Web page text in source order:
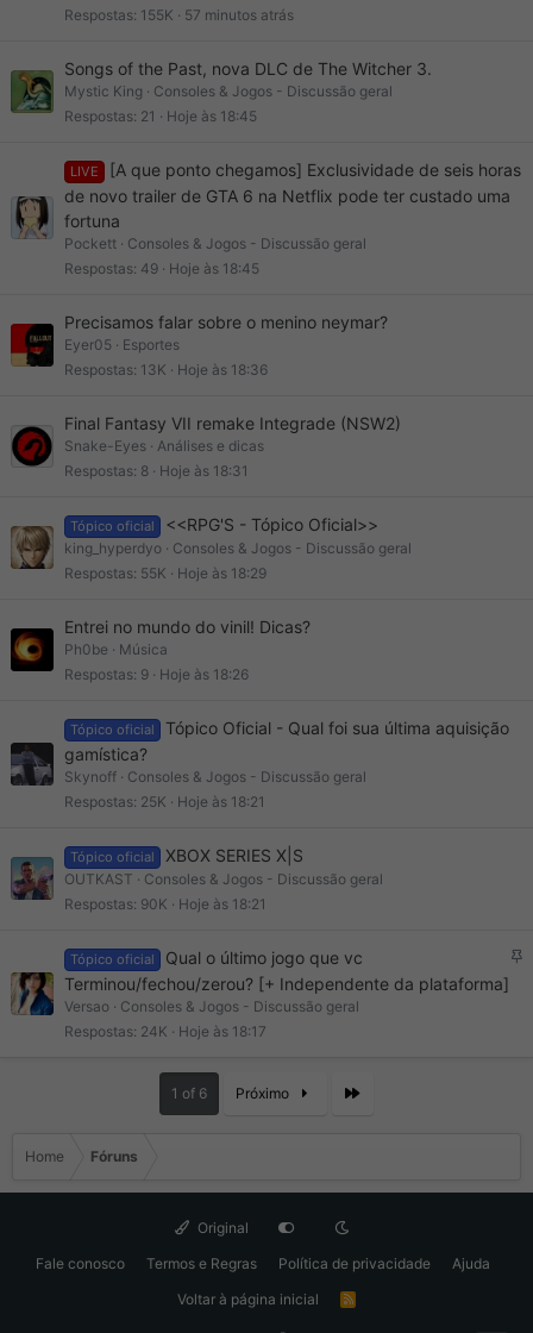
Respostas 155K 57 minutos atrás
Songs of the Past, nova DLC de The Witcher 3.
Mystic King
Consoles & Jogos - Discussão geral
Respostas 21 Hoje às 18:45
LIVE
[A que ponto chegamos] Exclusividade de seis horas
de novo trailer de GTA 6 na Netflix pode ter custado uma
fortuna
Pockett
Consoles & Jogos - Discussão geral
Respostas 49 Hoje às 18:45
Precisamos falar sobre o menino neymar?
Eyer05
Esportes
Respostas 13K Hoje às 18:36
Final Fantasy VII remake Integrade (NSW2)
Snake-Eyes Análises e dicas
Respostas 8 Hoje às 18:31
Tópico oficial <<RPG'S - Tópico Oficial>>
king_hyperdyo
Consoles & Jogos - Discussão geral
Respostas 55K Hoje às 18:29
Entrei no mundo do vinil! Dicas?
Ph0be
Música
Respostas 9 Hoje às 18:26
Tópico oficial
Tópico Oficial - Qual foi sua última aquisição
gamística?
Skynoff
Consoles & Jogos - Discussão geral
Respostas 25K Hoje às 18:21
Tópico oficial XBOX SERIES X|S
OUTKAST
Consoles & Jogos - Discussão geral
Respostas 90K Hoje às 18:21
F
Tópico oficial
Qual o último jogo que vc
Terminou/fechou/zerou? [+ Independente da plataforma]
Versao
Consoles & Jogos - Discussão geral
Respostas 24K Hoje às 18:17
1 of 6 Próximo Last
Home Fóruns
Original
Fale conosco
Termos e Regras Política de privacidade
Ajuda
Voltar à página inicial
R